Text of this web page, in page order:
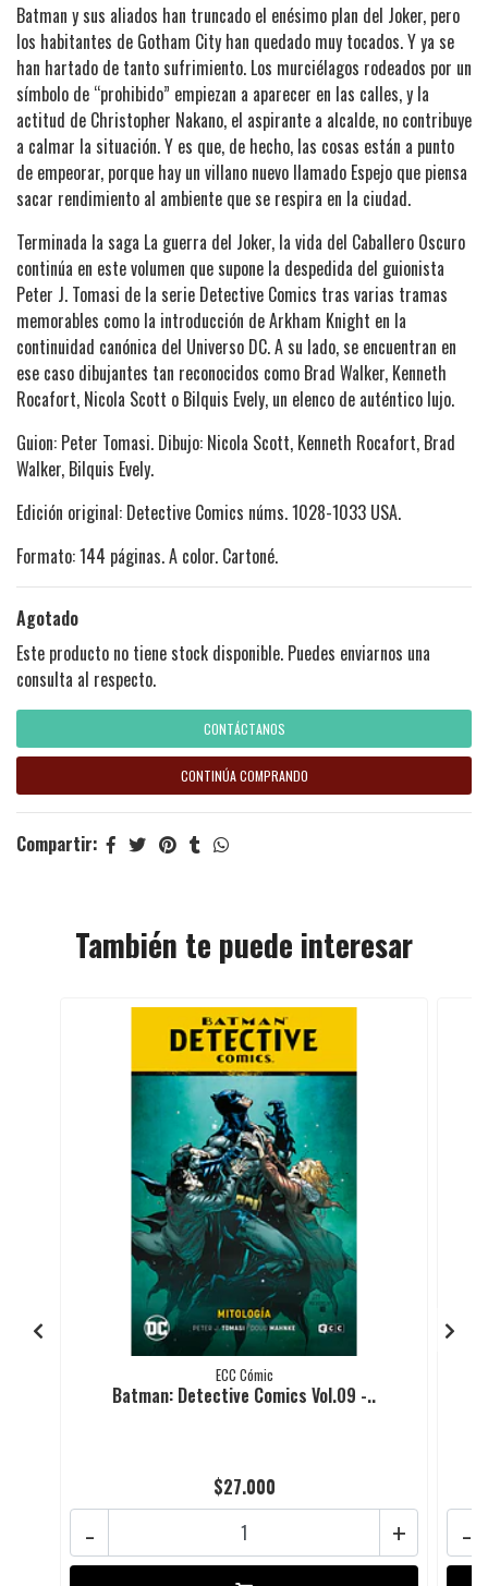
Batman y sus aliados han truncado el enésimo plan del Joker, pero
los habitantes de Gotham City han quedado muy tocados. Y ya se
han hartado de tanto sufrimiento. Los murciélagos rodeados por un
símbolo de “prohibido” empiezan a aparecer en las calles, y la
actitud de Christopher Nakano, el aspirante a alcalde, no contribuye
a calmar la situación. Y es que, de hecho, las cosas están a punto
de empeorar, porque hay un villano nuevo llamado Espejo que piensa
sacar rendimiento al ambiente que se respira en la ciudad.
Terminada la saga La guerra del Joker, la vida del Caballero Oscuro
continúa en este volumen que supone la despedida del guionista
Peter J. Tomasi de la serie Detective Comics tras varias tramas
memorables como la introducción de Arkham Knight en la
continuidad canónica del Universo DC. A su lado, se encuentran en
ese caso dibujantes tan reconocidos como Brad Walker, Kenneth
Rocafort, Nicola Scott o Bilquis Evely, un elenco de auténtico lujo.
Guion: Peter Tomasi. Dibujo: Nicola Scott, Kenneth Rocafort, Brad
Walker, Bilquis Evely.
Edición original: Detective Comics núms. 1028-1033 USA.
Formato: 144 páginas. A color. Cartoné.
Agotado
Este producto no tiene stock disponible. Puedes enviarnos una
consulta al respecto.
CONTÁCTANOS
CONTINÚA COMPRANDO
Compartir:
También te puede interesar
ECC Cómic
Batman: Detective Comics Vol.09 -..
$27.000
+
- -